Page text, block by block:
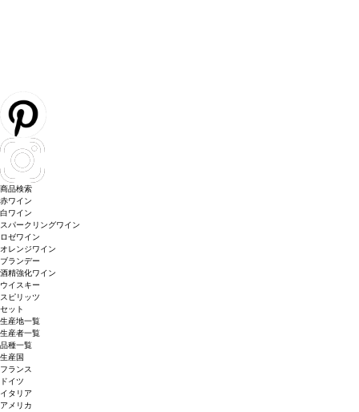
商品検索
赤ワイン
白ワイン
スパークリングワイン
ロゼワイン
オレンジワイン
ブランデー
酒精強化ワイン
ウイスキー
スピリッツ
セット
生産地一覧
生産者一覧
品種一覧
生産国
フランス
ドイツ
イタリア
アメリカ